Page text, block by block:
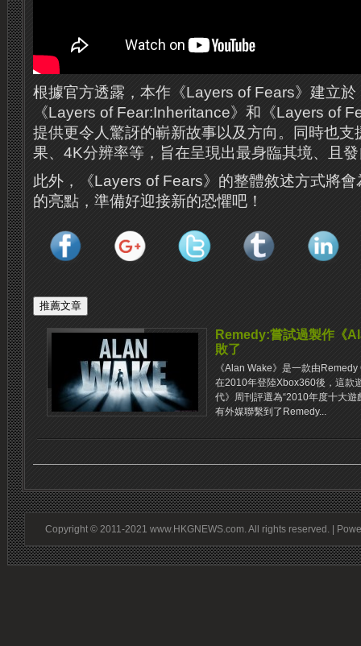
根據官方透露，本作《Layers of Fears》建立
《Layers of Fear:Inheritance》和《Layers of
提供更令人驚訝的嶄新故事以及方向。同時也
果、4K分辨率等，旨在呈現出最身臨其境、且
此外，《Layers of Fears》的整體敘述方式將
的亮點，準備好迎接新的恐懼吧！
Remedy:嘗試過製作《
敗了
《Alan Wake》是一款由
在2010年登陸Xbox360後，這款
代》周刊評選為“2010年度十大遊
有外媒聯繫到了Remedy...
Copyright © 2011-2021 www.HKGNEWS.com. All rights reserved. |